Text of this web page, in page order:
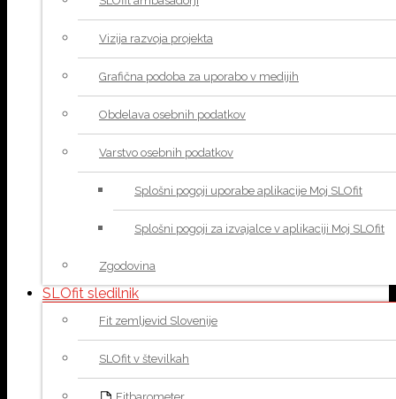
Vizija razvoja projekta
Grafična podoba za uporabo v medijih
Obdelava osebnih podatkov
Varstvo osebnih podatkov
Splošni pogoji uporabe aplikacije Moj SLOfit
Splošni pogoji za izvajalce v aplikaciji Moj SLOfit
Zgodovina
SLOfit sledilnik
Fit zemljevid Slovenije
SLOfit v številkah